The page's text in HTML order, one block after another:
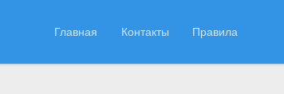
Главная Контакты Правила